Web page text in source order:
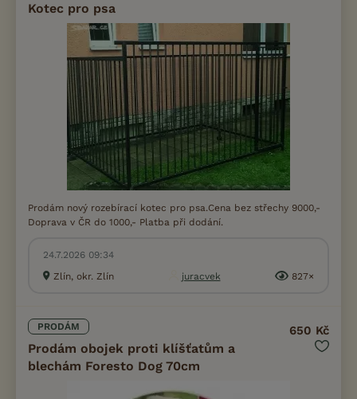
Kotec pro psa
Prodám nový rozebírací kotec pro psa.Cena bez střechy 9000,-
Doprava v ČR do 1000,- Platba při dodání.
24.7.2026 09:34
Zlín, okr. Zlín
juracvek 827×
PRODÁM
Prodám obojek proti klíšťatům a
blechám Foresto Dog 70cm
650 Kč